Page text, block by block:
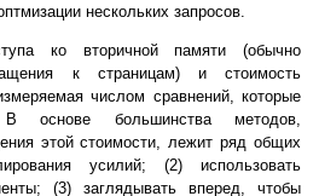
нескольких запросов.
ко вторичной памяти (обычно
к страницам) и стоимость
числом сравнений, которые
В основе большинства методов,
этой стоимости, лежит ряд общих
усилий; (2) использовать
(3) заглядывать вперед, чтобы